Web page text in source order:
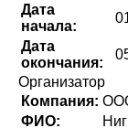
Дата
начала:
Дата
окончания:
Организатор
Компания:
ФИО: